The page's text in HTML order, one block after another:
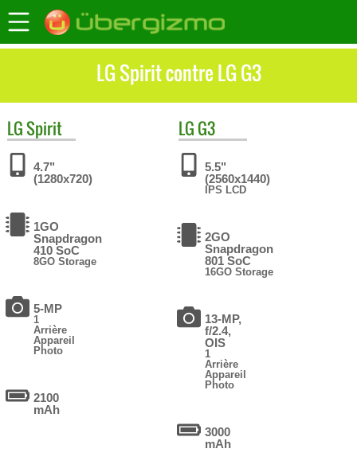
LG Spirit contre LG G3
LGSpirit
4.7"
(1280x720)
1GO
Snapdragon
410 SoC
8GO Storage
5-MP
1
Arrière
Appareil
Photo
2100
mAh
LG G3
5.5"
(2560x1440)
IPS LCD
2GO
Snapdragon
801 SoC
16GO Storage
13-MP,
f/2.4,
OIS
1
Arrière
Appareil
Photo
3000
mAh